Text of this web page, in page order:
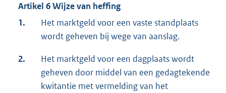
Artikel 6 Wijze van heffing
1.
Het marktgeld voor een vaste standplaats
wordt geheven bij wege van aanslag.
2.
Het marktgeld voor een dagplaats wordt
geheven door middel van een gedagtekende
kwitantie met vermelding van het